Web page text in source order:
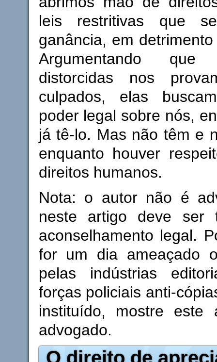
leis restritivas que
ganância, em
Argumentando
distorcidas nos
culpados, elas
poder legal sobre nós,
já tê-lo. Mas não têm e
enquanto houver
direitos humanos.
Nota: o autor não é
neste artigo deve ser
aconselhamento legal.
for um dia ameaçado
pelas indústrias
forças policiais anti-
instituído, mostre este
advogado.
O direito de